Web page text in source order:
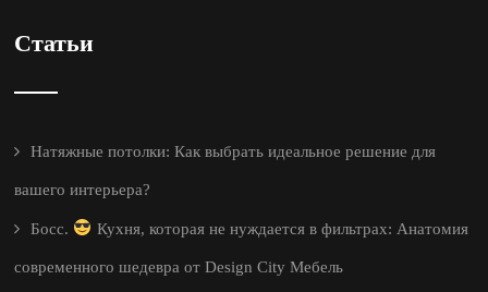
Статьи
Натяжные потолки: Как выбрать идеальное решение для
вашего интерьера?
Босс. Кухня, которая не нуждается в фильтрах: Анатомия
современного шедевра от Design City Мебель